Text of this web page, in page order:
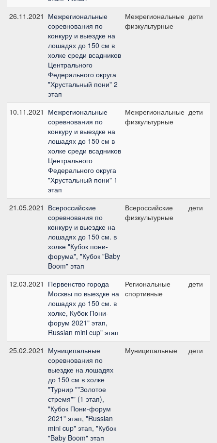
26.11.2021 Межрегиональные
соревнования по
конкуру и выездке на
лошадях до 150 см в
холке среди всадников
Центрального
Федерального округа
"Хрустальный пони" 2
этап
Межрегиональные
физкультурные
дети
10.11.2021 Межрегиональные
соревнования по
конкуру и выездке на
лошадях до 150 см в
холке среди всадников
Центрального
Федерального округа
"Хрустальный пони" 1
этап
Межрегиональные
физкультурные
дети
21.05.2021 Всероссийские
соревнования по
конкуру и выездке на
лошадях до 150 см. в
холке "Кубок пони-
форума", "Кубок "Baby
Boom" этап
Всероссийские
физкультурные
дети
12.03.2021 Первенство города
Москвы по выездке на
лошадях до 150 см. в
холке, Кубок Пони-
форум 2021" этап,
Russian mini cup" этап
Региональные
спортивные
дети
25.02.2021 Муниципальные
соревнования по
выездке на лошадях
до 150 см в холке
"Турнир ""Золотое
стремя"" (1 этап),
"Кубок Пони-форум
2021" этап, "Russian
mini cup" этап, "Кубок
"Baby Boom" этап
Муниципальные дети